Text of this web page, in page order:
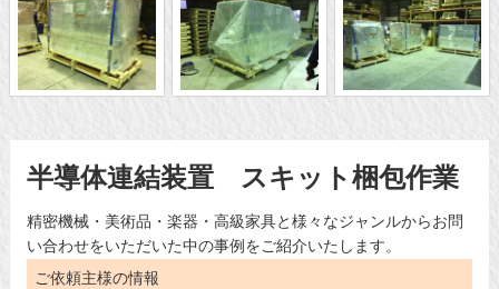
半導体連結装置 スキット梱包作業
精密機械・美術品・楽器・高級家具と様々なジャンルからお問
い合わせをいただいた中の事例をご紹介いたします。
ご依頼主様の情報